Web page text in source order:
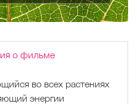
о фильме
во всех растениях
энергии